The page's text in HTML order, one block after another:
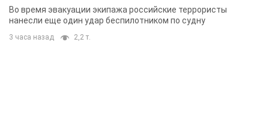
Во время эвакуации экипажа российские террористы
нанесли еще один удар беспилотником по судну
3 часа назад 2,2 т.